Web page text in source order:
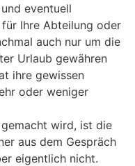
eventuell
Ihre Abteilung oder
auch nur um die
Urlaub gewähren
ihre gewissen
oder weniger
wird, ist die
aus dem Gespräch
eigentlich nicht.